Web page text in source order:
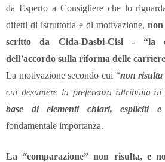
da Esperto a Consigliere che lo
difetti di istruttoria e di motivazione, non
scritto da Cida-Dasbi-Cisl - “la
dell’accordo sulla riforma delle
La motivazione secondo cui “non risulta
cui desumere la preferenza attribuita ai
base di elementi chiari, espliciti e
fondamentale importanza.
La “comparazione” non risulta, e